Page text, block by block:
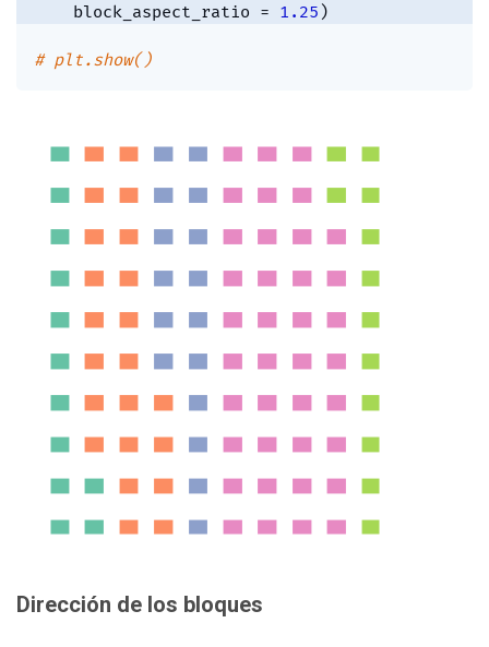
    block_aspect_ratio
= 1.25 )
# plt.show()
Dirección de los bloques